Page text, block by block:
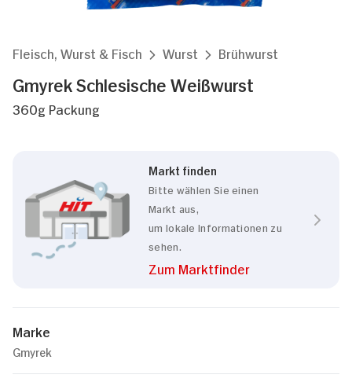
Fleisch, Wurst & Fisch Wurst Brühwurst
Gmyrek Schlesische Weißwurst
360g Packung
Markt finden
Bitte wählen Sie einen
Markt aus,
um lokale Informationen zu
sehen.
Zum Marktfinder
Marke
Gmyrek